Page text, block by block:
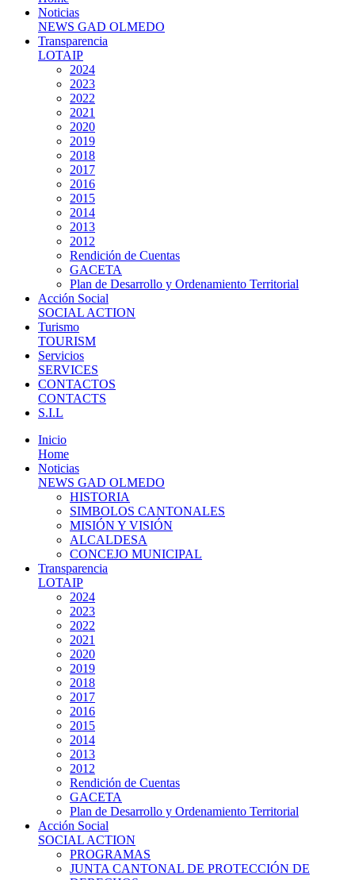
Noticias
NEWS GAD OLMEDO
Transparencia
LOTAIP
2024
2023
2022
2021
2020
2019
2018
2017
2016
2015
2014
2013
2012
Rendición de Cuentas
GACETA
Plan de Desarrollo y Ordenamiento Territorial
Acción Social
SOCIAL ACTION
Turismo
TOURISM
Servicios
SERVICES
CONTACTOS
CONTACTS
S.I.L
Inicio
Home
Noticias
NEWS GAD OLMEDO
HISTORIA
SIMBOLOS CANTONALES
MISIÓN Y VISIÓN
ALCALDESA
CONCEJO MUNICIPAL
Transparencia
LOTAIP
2024
2023
2022
2021
2020
2019
2018
2017
2016
2015
2014
2013
2012
Rendición de Cuentas
GACETA
Plan de Desarrollo y Ordenamiento Territorial
Acción Social
SOCIAL ACTION
PROGRAMAS
JUNTA CANTONAL DE PROTECCIÓN DE